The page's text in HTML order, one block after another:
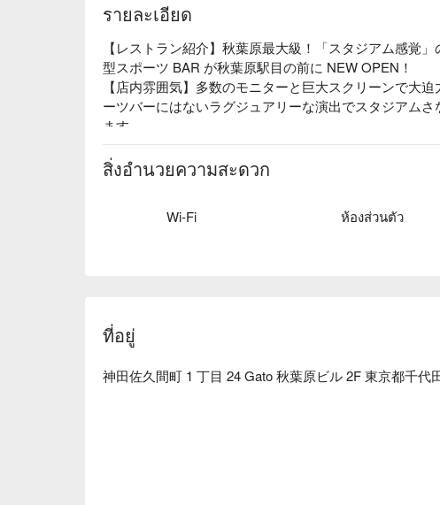
รายละเอียด
【レストラン紹介】秋葉原最大級！「スタジアム感覚
型スポーツ BAR が秋葉原駅目の前に NEW OPEN！
【店内雰囲気】多数のモニターと巨大スクリーンで大
ーツバーにはないラグジュアリーな演出でスタジアム
ます。
【パフォーマンス】当店スタッフには各球場出身のビ
違った熱狂でビアガールたちと共に応援しながら楽しむ
สิ่งอำนวยความสะดวก
Wi-Fi ห้องส่วนตัว
ที่อยู่
神田佐久間町 1 丁目 24 Gato 秋葉原ビル 2F 東京都千代